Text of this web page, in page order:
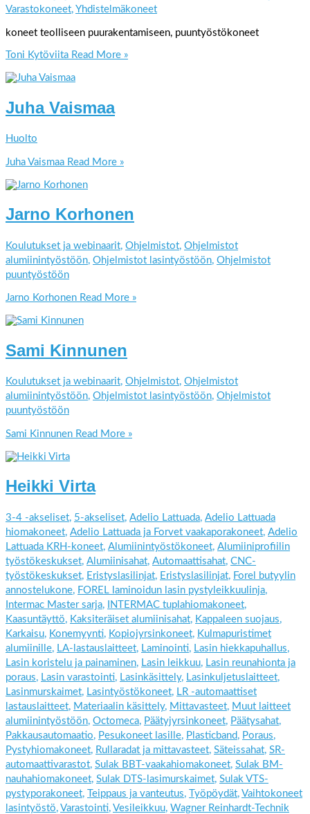
Varastokoneet, Yhdistelmäkoneet
koneet teolliseen puurakentamiseen, puuntyöstökoneet
Toni Kytöviita Read More »
Juha Vaismaa
Huolto
Juha Vaismaa Read More »
Jarno Korhonen
Koulutukset ja webinaarit, Ohjelmistot, Ohjelmistot
alumiinintyöstöön, Ohjelmistot lasintyöstöön, Ohjelmistot
puuntyöstöön
Jarno Korhonen Read More »
Sami Kinnunen
Koulutukset ja webinaarit, Ohjelmistot, Ohjelmistot
alumiinintyöstöön, Ohjelmistot lasintyöstöön, Ohjelmistot
puuntyöstöön
Sami Kinnunen Read More »
Heikki Virta
3-4 -akseliset, 5-akseliset, Adelio Lattuada, Adelio Lattuada
hiomakoneet, Adelio Lattuada ja Forvet vaakaporakoneet, Adelio
Lattuada KRH-koneet, Alumiinintyöstökoneet, Alumiiniprofiilin
työstökeskukset, Alumiinisahat, Automaattisahat, CNC-
työstökeskukset, Eristyslasilinjat, Eristyslasilinjat, Forel butyylin
annostelukone, FOREL laminoidun lasin pystyleikkuulinja,
Intermac Master sarja, INTERMAC tuplahiomakoneet,
Kaasuntäyttö, Kaksiteräiset alumiinisahat, Kappaleen suojaus,
Karkaisu, Konemyynti, Kopiojyrsinkoneet, Kulmapuristimet
alumiinille, LA-lastauslaitteet, Laminointi, Lasin hiekkapuhallus,
Lasin koristelu ja painaminen, Lasin leikkuu, Lasin reunahionta ja
poraus, Lasin varastointi, Lasinkäsittely, Lasinkuljetuslaitteet,
Lasinmurskaimet, Lasintyöstökoneet, LR -automaattiset
lastauslaitteet, Materiaalin käsittely, Mittavasteet, Muut laitteet
alumiinintyöstöön, Octomeca, Päätyjyrsinkoneet, Päätysahat,
Pakkausautomaatio, Pesukoneet lasille, Plasticband , Poraus,
Pystyhiomakoneet, Rullaradat ja mittavasteet, Säteissahat, SR-
automaattivarastot, Sulak BBT-vaakahiomakoneet, Sulak BM-
nauhahiomakoneet, Sulak DTS-lasimurskaimet, Sulak VTS-
pystyporakoneet, Teippaus ja vanteutus, Työpöydät, Vaihtokoneet
lasintyöstö, Varastointi, Vesileikkuu, Wagner Reinhardt-Technik